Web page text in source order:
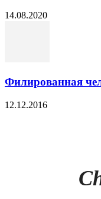
14.08.2020
Филированная
12.12.2016